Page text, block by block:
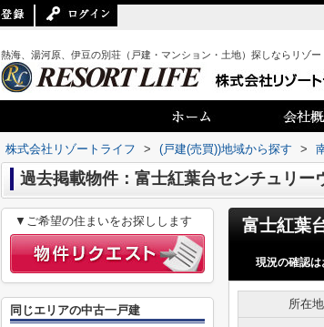
熱海、湯河原、伊豆の別荘（戸建・マンション・土地）探しならリゾー
株式会社リゾートライフ > (戸建(売買))地域から探す >
過去掲載物件：富士紅葉台センチュリー
現況の確認は
所在地
▼ご希望の住まいをお探しします
同じエリアの中古一戸建